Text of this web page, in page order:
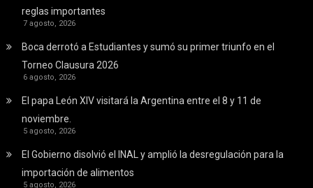
reglas importantes
7 agosto, 2026
Boca derrotó a Estudiantes y sumó su primer triunfo en el
Torneo Clausura 2026
6 agosto, 2026
El papa León XIV visitará la Argentina entre el 8 y 11 de
noviembre.
5 agosto, 2026
El Gobierno disolvió el INAL y amplió la desregulación para la
importación de alimentos
5 agosto, 2026